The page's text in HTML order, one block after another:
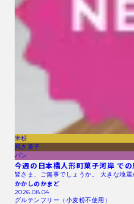
米粉
焼き菓子
パン
今週の日本橋人形町菓子河岸 で
皆さま、ご無事でしょうか。 大きな地
かかしのかまど
2026.08.04
グルテンフリー（小麦粉不使用）